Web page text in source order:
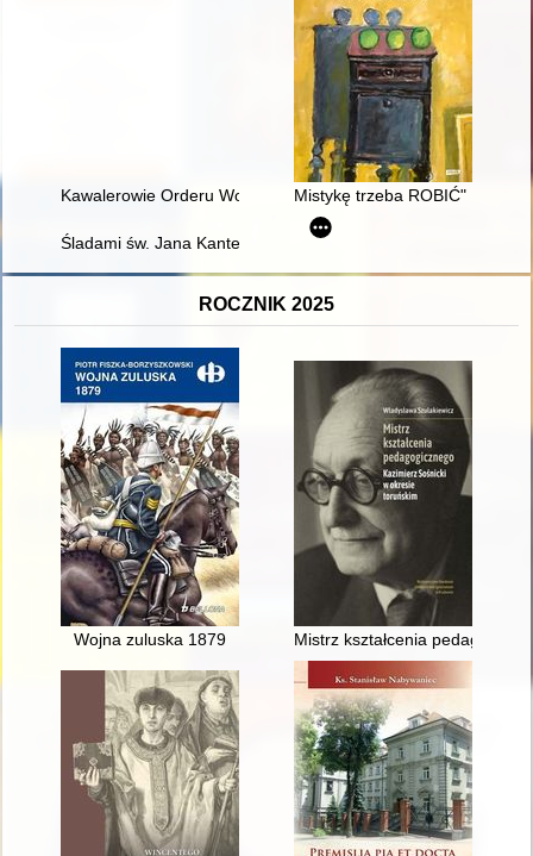
Kawalerowie Orderu Wojskowego (Wojennego) Virtuti Militari
Mistykę trzeba ROBIĆ" : listy
Śladami św. Jana Kantego
ROCZNIK 2025
Wojna zuluska 1879 Mistrz kształcenia